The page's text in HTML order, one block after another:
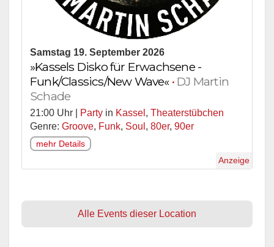
Samstag 19. September 2026
»Kassels Disko für Erwachsene -
Funk/Classics/New Wave« • DJ Martin
Schade
21:00 Uhr | Party in Kassel , Theaterstübchen
Genre: Groove, Funk, Soul , 80er, 90er
mehr Details
Anzeige
Alle Events dieser Location